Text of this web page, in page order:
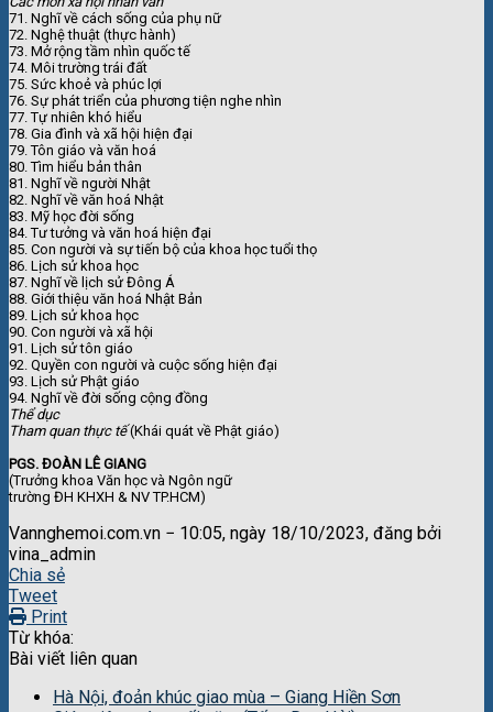
71. Nghĩ về cách sống của phụ nữ
72. Nghệ thuật (thực hành)
73. Mở rộng tầm nhìn quốc tế
74. Môi trường trái đất
75. Sức khoẻ và phúc lợi
76. Sự phát triển của phương tiện nghe nhìn
77. Tự nhiên khó hiểu
78. Gia đình và xã hội hiện đại
79. Tôn giáo và văn hoá
80. Tìm hiểu bản thân
81. Nghĩ về người Nhật
82. Nghĩ về văn hoá Nhật
83. Mỹ học đời sống
84. Tư tưởng và văn hoá hiện đại
85. Con người và sự tiến bộ của khoa học tuổi thọ
86. Lịch sử khoa học
87. Nghĩ về lịch sử Đông Á
88. Giới thiệu văn hoá Nhật Bản
89. Lịch sử khoa học
90. Con người và xã hội
91. Lịch sử tôn giáo
92. Quyền con người và cuộc sống hiện đại
93. Lịch sử Phật giáo
94. Nghĩ về đời sống cộng đồng
Thể dục
Tham quan thực tế(Khái quát về Phật giáo)
PGS. ĐOÀN LÊ GIANG
(Trưởng khoa Văn học và Ngôn ngữ
trường ĐH KHXH & NV TP.HCM)
Vannghemoi.com.vn − 10:05, ngày 18/10/2023, đăng bởi
vina_admin
Chia sẻ
Tweet
Print
Từ khóa:
Bài viết liên quan
Hà Nội, đoản khúc giao mùa – Giang Hiền Sơn